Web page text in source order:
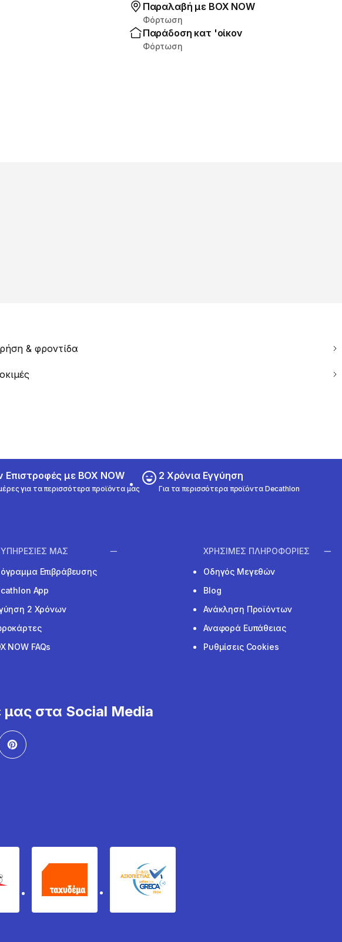
Παραλαβή με ΒΟΧ ΝΟW
Φόρτωση
Παράδοση κατ 'οίκον
Φόρτωση
& φροντίδα
με BOX NOW
για τα περισσότερα προϊόντα μας
2 Χρόνια Εγγύηση
Για τα περισσότερα προϊόντα Decathlon
ΥΠΗΡΕΣΙΕΣ ΜΑΣ
Επιβράβευσης
App
2 Χρόνων
NOW FAQs
ΧΡΗΣΙΜΕΣ ΠΛΗΡΟΦΟΡΙΕΣ
Οδηγός Μεγεθών
Blog
Ανάκληση Προϊόντων
Αναφορά Ευπάθειας
Ρυθμίσεις Cookies
στα Social Media
Ταχυδέμα GRECA Trustmark